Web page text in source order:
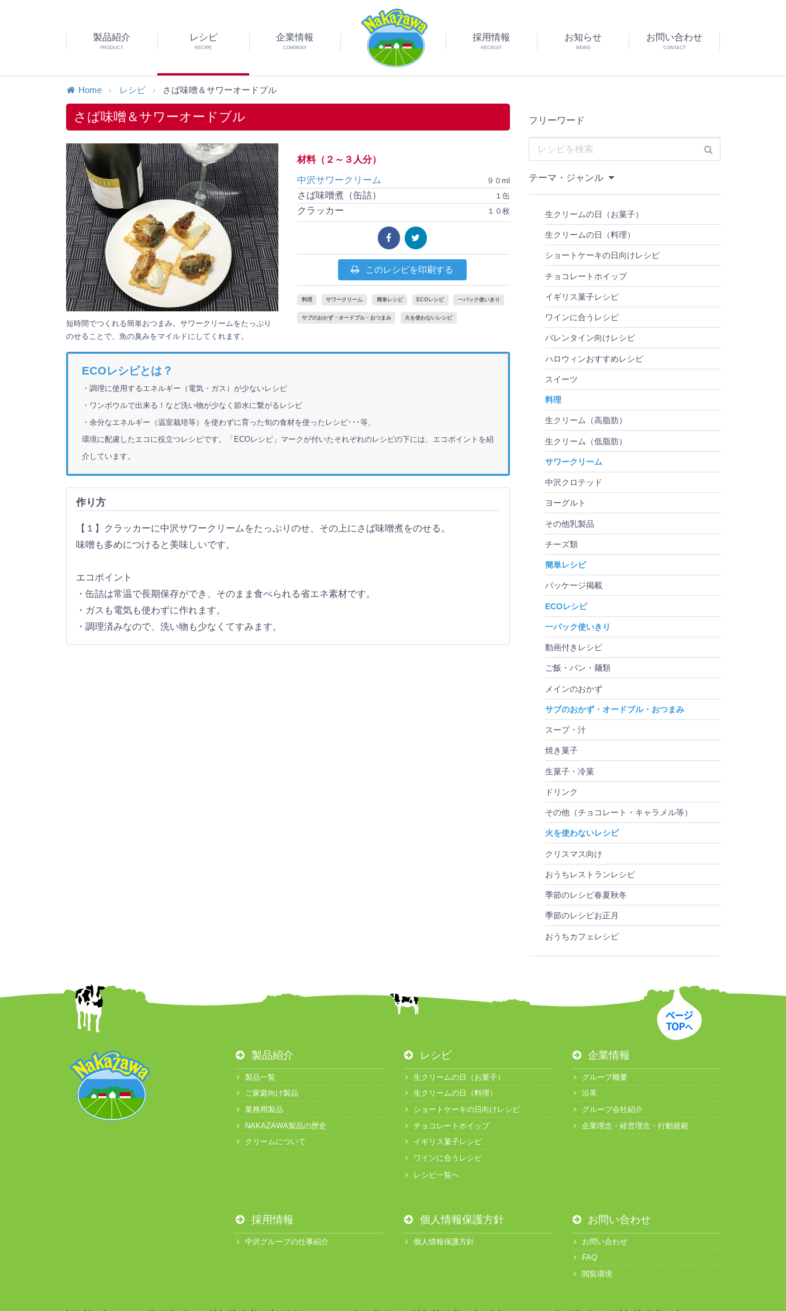
製品紹介
PRODUCT
レシピ
RECIPE
企業情報
COMPANY
採用情報
RECRUIT
お知らせ
NEWS
お問い合わせ
CONTACT
Home レシピ さば味噌＆サワーオードブル
さば味噌＆サワーオードブル
短時間でつくれる簡単おつまみ。サワークリームをたっぷり
のせることで、魚の臭みをマイルドにしてくれます。
材料（２～３人分）
９０ml
中沢サワークリーム
１缶
さば味噌煮（缶詰）
１０枚
クラッカー
このレシピを印刷する
料理 サワークリーム 簡単レシピ ECOレシピ 一パック使いきり
サブのおかず・オードブル・おつまみ 火を使わないレシピ
ECOレシピとは？
・調理に使用するエネルギー（電気・ガス）が少ないレシピ
・ワンボウルで出来る！など洗い物が少なく節水に繋がるレシピ
・余分なエネルギー（温室栽培等）を使わずに育った旬の食材を使ったレシピ･･･等、
環境に配慮したエコに役立つレシピです。「ECOレシピ」マークが付いたそれぞれのレシピの下には、エコポイントを紹
介しています。
作り方
【１】クラッカーに中沢サワークリームをたっぷりのせ、その上にさば味噌煮をのせる。
味噌も多めにつけると美味しいです。
エコポイント
・缶詰は常温で長期保存ができ、そのまま食べられる省エネ素材です。
・ガスも電気も使わずに作れます。
・調理済みなので、洗い物も少なくてすみます。
フリーワード
テーマ・ジャンル
生クリームの日（お菓子）
生クリームの日（料理）
ショートケーキの日向けレシピ
チョコレートホイップ
イギリス菓子レシピ
ワインに合うレシピ
バレンタイン向けレシピ
ハロウィンおすすめレシピ
スイーツ
料理
生クリーム（高脂肪）
生クリーム（低脂肪）
サワークリーム
中沢クロテッド
ヨーグルト
その他乳製品
チーズ類
簡単レシピ
パッケージ掲載
ECOレシピ
一パック使いきり
動画付きレシピ
ご飯・パン・麺類
メインのおかず
サブのおかず・オードブル・おつまみ
スープ・汁
焼き菓子
生菓子・冷菓
ドリンク
その他（チョコレート・キャラメル等）
火を使わないレシピ
クリスマス向け
おうちレストランレシピ
季節のレシピ春夏秋冬
季節のレシピお正月
おうちカフェレシピ
製品紹介
製品一覧
ご家庭向け製品
業務用製品
NAKAZAWA製品の歴史
クリームについて
レシピ
生クリームの日（お菓子）
生クリームの日（料理）
ショートケーキの日向けレシピ
チョコレートホイップ
イギリス菓子レシピ
ワインに合うレシピ
レシピ一覧へ
企業情報
グループ概要
沿革
グループ会社紹介
企業理念・経営理念・行動規範
採用情報
中沢グループの仕事紹介
個人情報保護方針
個人情報保護方針
お問い合わせ
お問い合わせ
FAQ
閲覧環境